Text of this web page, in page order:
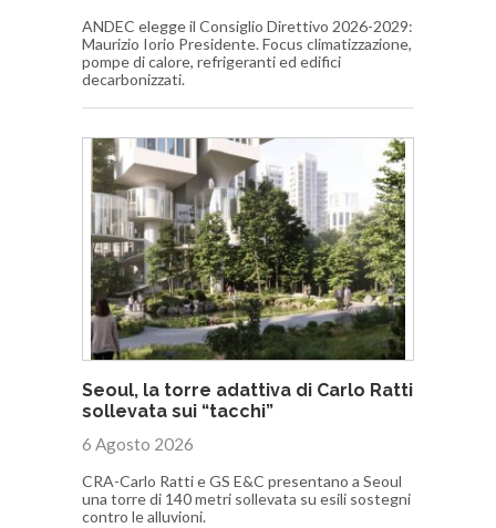
ANDEC elegge il Consiglio Direttivo 2026-2029:
Maurizio Iorio Presidente. Focus climatizzazione,
pompe di calore, refrigeranti ed edifici
decarbonizzati.
Seoul, la torre adattiva di Carlo Ratti
sollevata sui “tacchi”
6 Agosto 2026
CRA-Carlo Ratti e GS E&C presentano a Seoul
una torre di 140 metri sollevata su esili sostegni
contro le alluvioni.